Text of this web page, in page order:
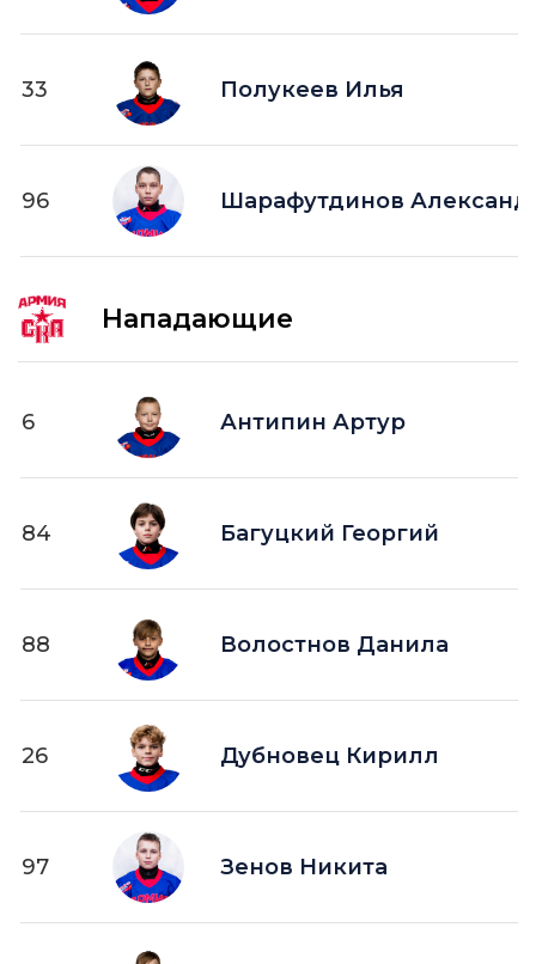
33 Полукеев Илья
96 Шарафутдинов
Нападающие
6 Антипин Артур
84 Багуцкий Георгий
88 Волостнов Данила
26 Дубновец Кирилл
97 Зенов Никита